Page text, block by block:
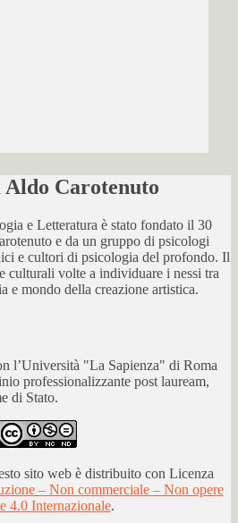
Aldo Carotenuto
e Letteratura è stato fondato il 30
e da un gruppo di psicologi
e cultori di psicologia del profondo. Il
culturali volte a individuare i nessi tra
e mondo della creazione artistica.
l’Università "La Sapienza" di Roma
professionalizzante post lauream,
di Stato.
sito web è distribuito con Licenza
– Non commerciale – Non opere
4.0 Internazionale.